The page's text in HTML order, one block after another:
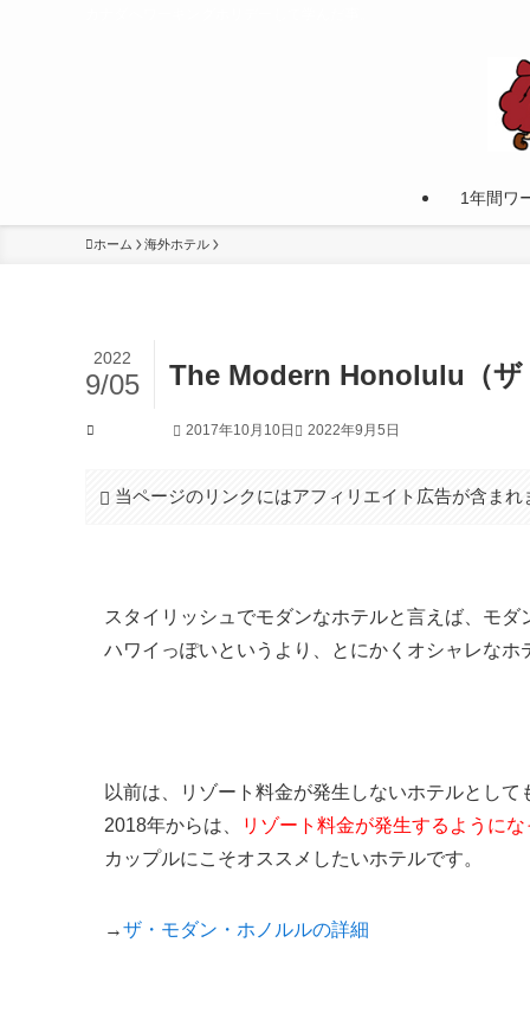
1年間ワ
ホーム 海外ホテル
The Modern Honolulu（ザ
2022
9/05
2017年10月10日 2022年9月5日
当ページのリンクにはアフィリエイト広告が含まれ
スタイリッシュでモダンなホテルと言えば、モダ
ハワイっぽいというより、とにかくオシャレなホ
以前は、リゾート料金が発生しないホテルとして
2018年からは、
リゾート料金が発生するようにな
カップルにこそオススメしたいホテルです。
→ザ・モダン・ホノルルの詳細